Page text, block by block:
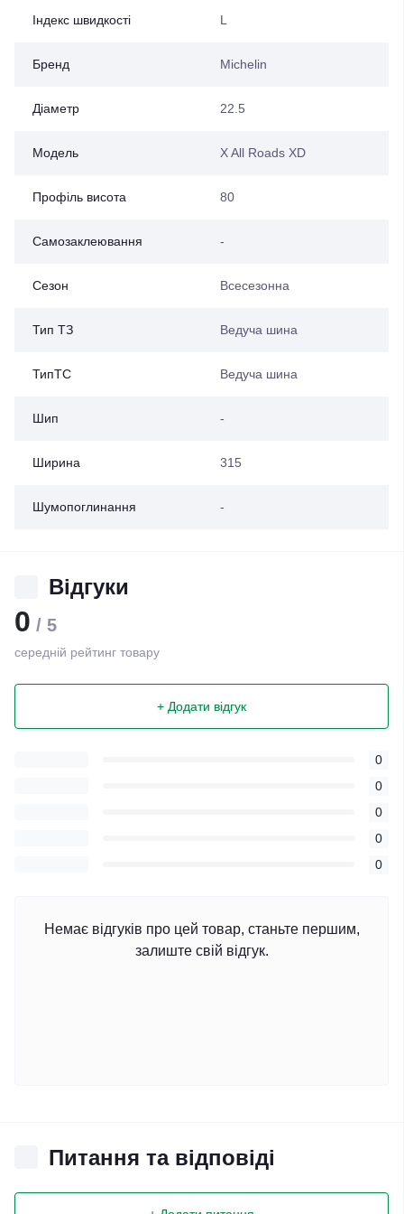
Індекс швидкості L
Бренд Michelin
Діаметр 22.5
Модель X All Roads XD
Профіль висота 80
Самозаклеювання -
Сезон Всесезонна
Тип ТЗ Ведуча шина
ТипТС Ведуча шина
Шип -
Ширина 315
Шумопоглинання -
Відгуки
0 / 5
середній рейтинг товару
+ Додати відгук
0
0
0
0
0
Немає відгуків про цей товар, станьте першим,
залиште свій відгук.
Питання та відповіді